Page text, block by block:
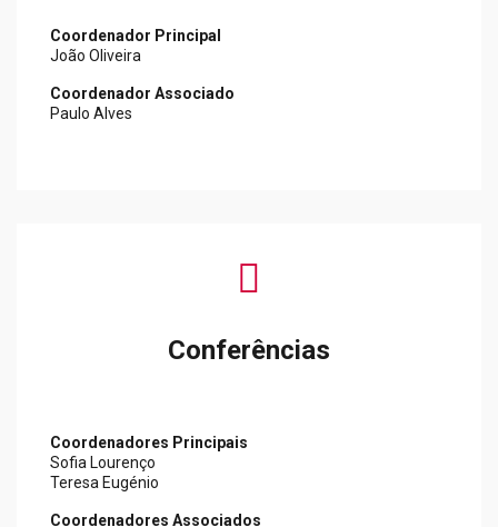
Coordenador Principal
João Oliveira
Coordenador Associado
Paulo Alves
Conferências
Coordenadores Principais
Sofia Lourenço
Teresa Eugénio
Coordenadores Associados